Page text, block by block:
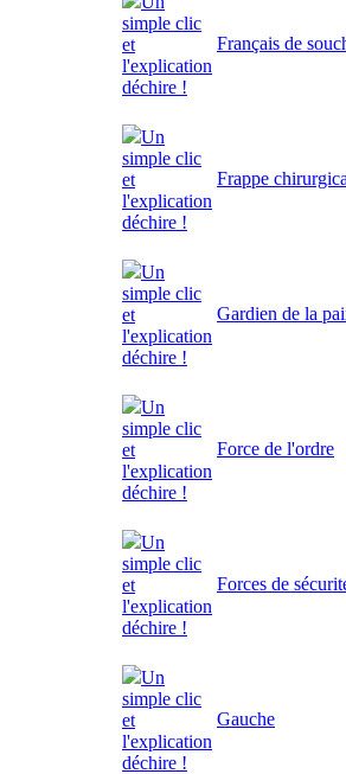
simple clic
et
l'explication
déchire !
Français de
Un
simple clic
et
l'explication
déchire !
Frappe
Un
simple clic
et
l'explication
déchire !
Gardien de la
Un
simple clic
et
l'explication
déchire !
Force de l'ordre
Un
simple clic
et
l'explication
déchire !
Forces de
Un
simple clic
et
l'explication
déchire !
Gauche